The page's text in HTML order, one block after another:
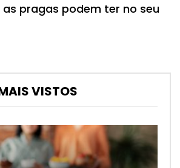
pragas podem ter no seu
VISTOS